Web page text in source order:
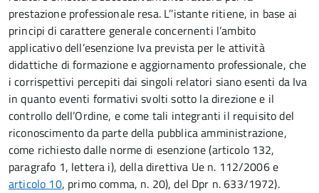
prestazione professionale resa. L’’istante ritiene, in base ai
principi di carattere generale concernenti l’ambito
applicativo dell’esenzione Iva prevista per le attività
didattiche di formazione e aggiornamento professionale, che
i corrispettivi percepiti dai singoli relatori siano esenti da Iva
in quanto eventi formativi svolti sotto la direzione e il
controllo dell’Ordine, e come tali integranti il requisito del
riconoscimento da parte della pubblica amministrazione,
come richiesto dalle norme di esenzione (articolo 132,
paragrafo 1, lettera i), della direttiva Ue n. 112/2006 e
articolo 10, primo comma, n. 20), del Dpr n. 633/1972).